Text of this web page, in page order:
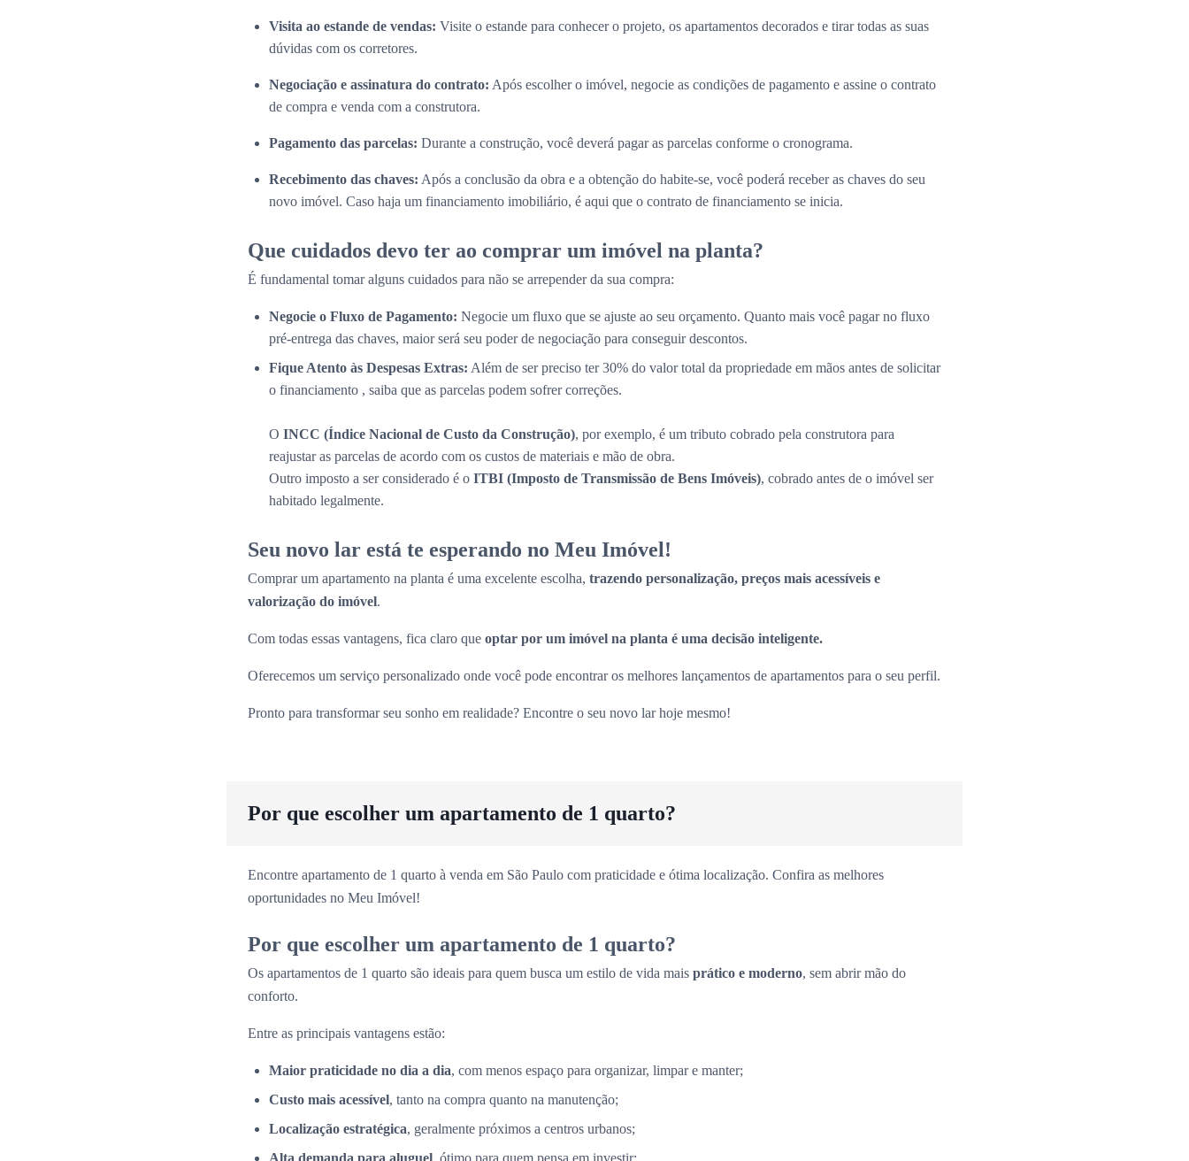
Visita ao estande de vendas: Visite o estande para conhecer o projeto, os apartamentos decorados e tirar todas as suas
dúvidas com os corretores.
Negociação e assinatura do contrato: Após escolher o imóvel, negocie as condições de pagamento e assine o contrato
de compra e venda com a construtora.
Pagamento das parcelas: Durante a construção, você deverá pagar as parcelas conforme o cronograma.
Recebimento das chaves: Após a conclusão da obra e a obtenção do habite-se, você poderá receber as chaves do seu
novo imóvel. Caso haja um financiamento imobiliário, é aqui que o contrato de financiamento se inicia.
Que cuidados devo ter ao comprar um imóvel na planta?
É fundamental tomar alguns cuidados para não se arrepender da sua compra:
Negocie o Fluxo de Pagamento: Negocie um fluxo que se ajuste ao seu orçamento. Quanto mais você pagar no fluxo
pré-entrega das chaves, maior será seu poder de negociação para conseguir descontos.
Fique Atento às Despesas Extras: Além de ser preciso ter 30% do valor total da propriedade em mãos antes de solicitar
o financiamento , saiba que as parcelas podem sofrer correções.
O INCC (Índice Nacional de Custo da Construção), por exemplo, é um tributo cobrado pela construtora para
reajustar as parcelas de acordo com os custos de materiais e mão de obra.
Outro imposto a ser considerado é o ITBI (Imposto de Transmissão de Bens Imóveis), cobrado antes de o imóvel ser
habitado legalmente.
Seu novo lar está te esperando no Meu Imóvel!
Comprar um apartamento na planta é uma excelente escolha, trazendo personalização, preços mais acessíveis e
valorização do imóvel.
Com todas essas vantagens, fica claro que optar por um imóvel na planta é uma decisão inteligente.
Oferecemos um serviço personalizado onde você pode encontrar os melhores lançamentos de apartamentos para o seu perfil.
Pronto para transformar seu sonho em realidade? Encontre o seu novo lar hoje mesmo!
Por que escolher um apartamento de 1 quarto?
Encontre apartamento de 1 quarto à venda em São Paulo com praticidade e ótima localização. Confira as melhores
oportunidades no Meu Imóvel!
Por que escolher um apartamento de 1 quarto?
Os apartamentos de 1 quarto são ideais para quem busca um estilo de vida mais prático e moderno, sem abrir mão do
conforto.
Entre as principais vantagens estão:
Maior praticidade no dia a dia, com menos espaço para organizar, limpar e manter;
Custo mais acessível, tanto na compra quanto na manutenção;
Localização estratégica, geralmente próximos a centros urbanos;
Alta demanda para aluguel , ótimo para quem pensa em investir;